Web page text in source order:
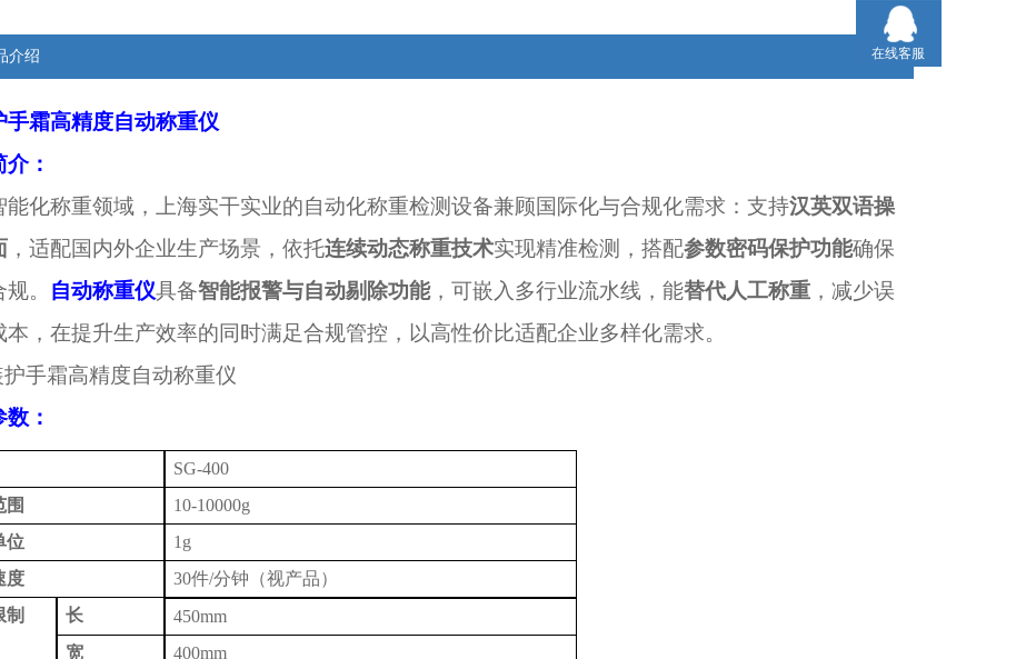
介绍
手霜高精度自动称重仪
：
能化称重领域，上海实干实业的自动化称重检测设备兼顾国际化与合规化需求：支持汉英双语操
，适配国内外企业生产场景，依托连续动态称重技术实现精准检测，搭配参数密码保护功能确保
。 自动称重仪具备智能报警与自动剔除功能，可嵌入多行业流水线，能替代人工称重 ，减少误
本，在提升生产效率的同时满足合规管控，以高性价比适配企业多样化需求。
：
SG-400
围
10-10000g
位
1 g
度
30件/分钟 （视产品）
制
长 450mm
宽
400mm
在线客服